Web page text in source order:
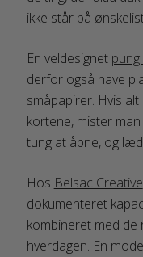
ikke står på
En veldesignet
derfor også have
småpapirer. Hvis
kortene, mister
tung at åbne, og
Hos Belsac Creative
dokumenteret
kombineret med de
hverdagen. En